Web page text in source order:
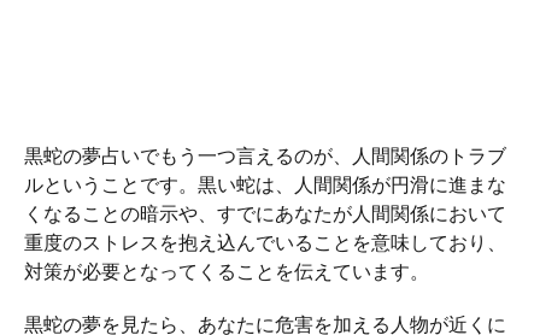
黒蛇の夢占いでもう一つ言えるのが、人間関係のトラブ
ルということです。黒い蛇は、人間関係が円滑に進まな
くなることの暗示や、すでにあなたが人間関係において
重度のストレスを抱え込んでいることを意味しており、
対策が必要となってくることを伝えています。
黒蛇の夢を見たら、あなたに危害を加える人物が近くに